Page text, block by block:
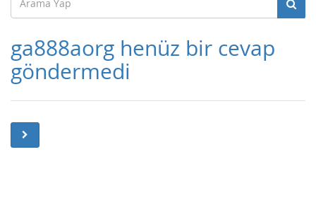
ga888aorg henüz bir cevap
göndermedi